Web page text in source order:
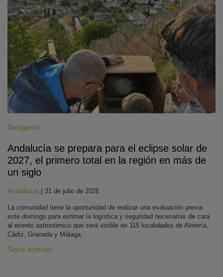
Divulgación
Andalucía se prepara para el eclipse solar de
2027, el primero total en la región en más de
un siglo
Andalucía | 31 de julio de 2026
La comunidad tiene la oportunidad de realizar una evaluación previa
este domingo para estimar la logística y seguridad necesarias de cara
al evento astronómico que será visible en 115 localidades de Almería,
Cádiz, Granada y Málaga.
Sigue leyendo